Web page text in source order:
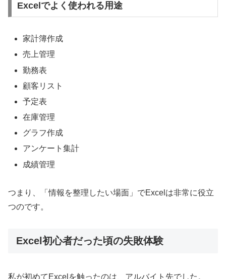
Excelでよく使われる用途
家計簿作成
売上管理
勤務表
顧客リスト
予定表
在庫管理
グラフ作成
アンケート集計
成績管理
つまり、「情報を整理したい場面」でExcelは非常に役立
つのです。
Excel初心者だった頃の失敗体験
私が初めてExcelを触ったのは、アルバイト先でした。